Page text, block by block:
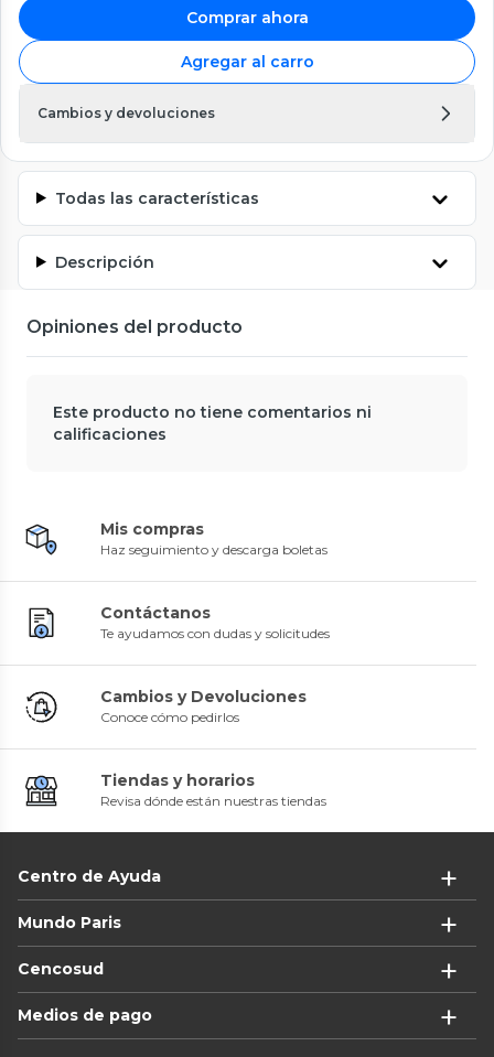
Comprar ahora
Agregar al carro
Cambios y devoluciones
Todas las características
Descripción
Opiniones del producto
Este producto no tiene comentarios ni
calificaciones
Mis compras
Haz seguimiento y descarga boletas
Contáctanos
Te ayudamos con dudas y solicitudes
Cambios y Devoluciones
Conoce cómo pedirlos
Tiendas y horarios
Revisa dónde están nuestras tiendas
Centro de Ayuda
Mundo Paris
Cencosud
Medios de pago